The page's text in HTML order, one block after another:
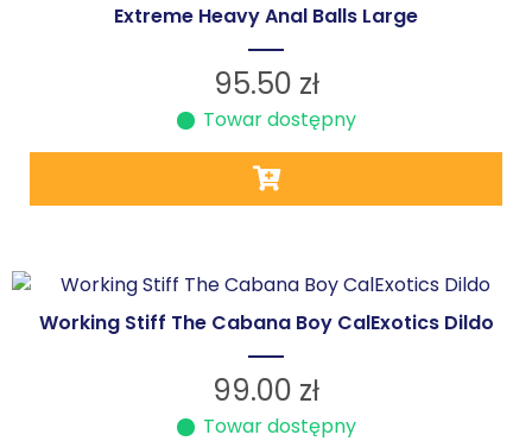
Extreme Heavy Anal Balls Large
95.50 zł
Towar dostępny
Working Stiff The Cabana Boy CalExotics Dildo
99.00 zł
Towar dostępny